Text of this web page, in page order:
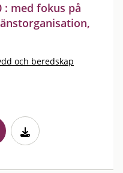
: med fokus på
och beredskap